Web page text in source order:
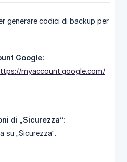
generare codici di backup per
Google:
myaccount.google.com/
di „Sicurezza“:
su „Sicurezza“.